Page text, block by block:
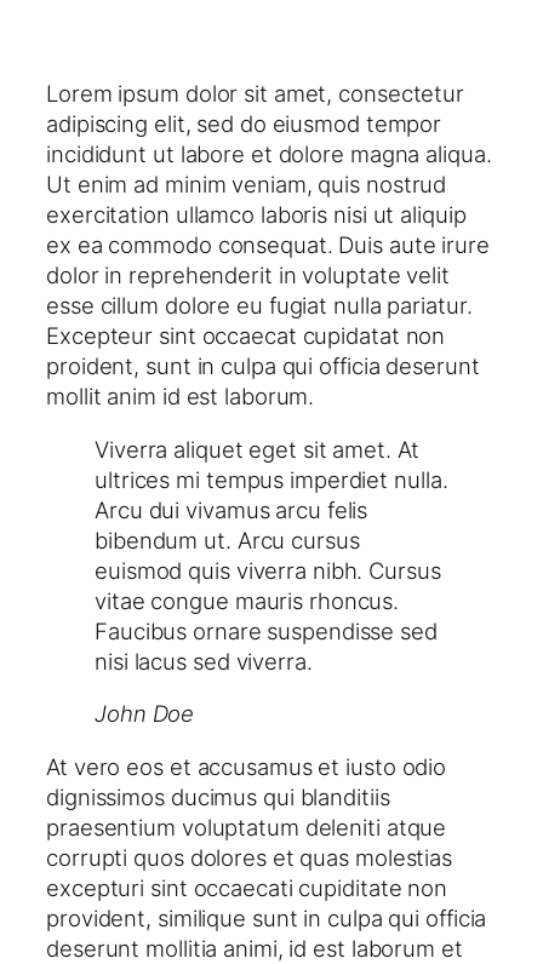
Lorem ipsum dolor sit amet, consectetur
adipiscing elit, sed do eiusmod tempor
incididunt ut labore et dolore magna aliqua.
Ut enim ad minim veniam, quis nostrud
exercitation ullamco laboris nisi ut aliquip
ex ea commodo consequat. Duis aute irure
dolor in reprehenderit in voluptate velit
esse cillum dolore eu fugiat nulla pariatur.
Excepteur sint occaecat cupidatat non
proident, sunt in culpa qui officia deserunt
mollit anim id est laborum.
Viverra aliquet eget sit amet. At
ultrices mi tempus imperdiet nulla.
Arcu dui vivamus arcu felis
bibendum ut. Arcu cursus
euismod quis viverra nibh. Cursus
vitae congue mauris rhoncus.
Faucibus ornare suspendisse sed
nisi lacus sed viverra.
John Doe
At vero eos et accusamus et iusto odio
dignissimos ducimus qui blanditiis
praesentium voluptatum deleniti atque
corrupti quos dolores et quas molestias
excepturi sint occaecati cupiditate non
provident, similique sunt in culpa qui officia
deserunt mollitia animi, id est laborum et